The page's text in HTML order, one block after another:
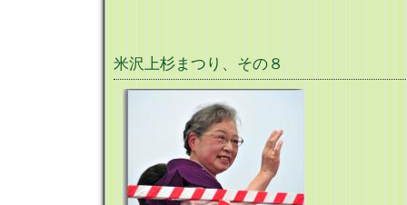
米沢上杉まつり、その８